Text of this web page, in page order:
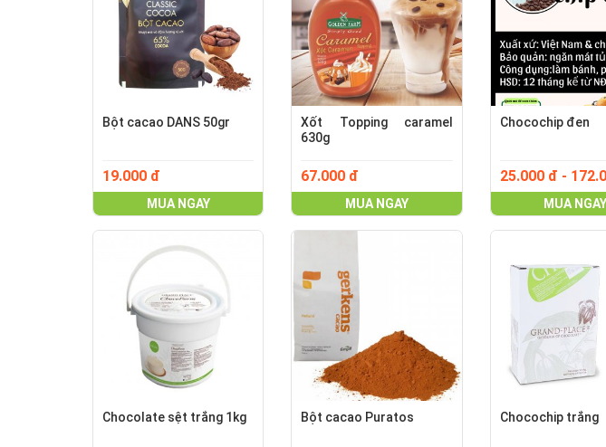
Bột cacao DANS 50gr
19.000 đ
MUA NGAY
Xốt Topping caramel
630g
67.000 đ
MUA NGAY
Chocochip đen
25.000 đ -
MUA NGAY
Chocolate sệt trắng 1kg Bột cacao Puratos Chocochip trắng